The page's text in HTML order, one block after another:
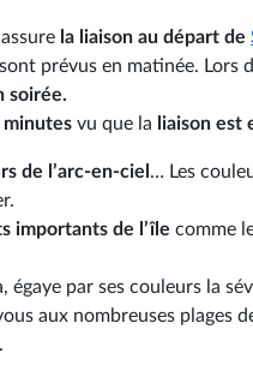
assure la liaison au départ de
sont prévus en matinée. Lors
soirée.
minutes vu que la liaison est
de l’arc-en-ciel … Les
importants de l’île comme
égaye par ses couleurs la
aux nombreuses plages
.